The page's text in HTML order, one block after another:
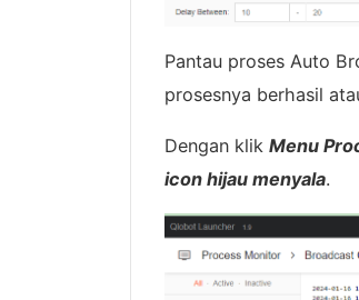
Pantau proses Auto
prosesnya berhasil
Dengan klik Menu
icon hijau menyala.